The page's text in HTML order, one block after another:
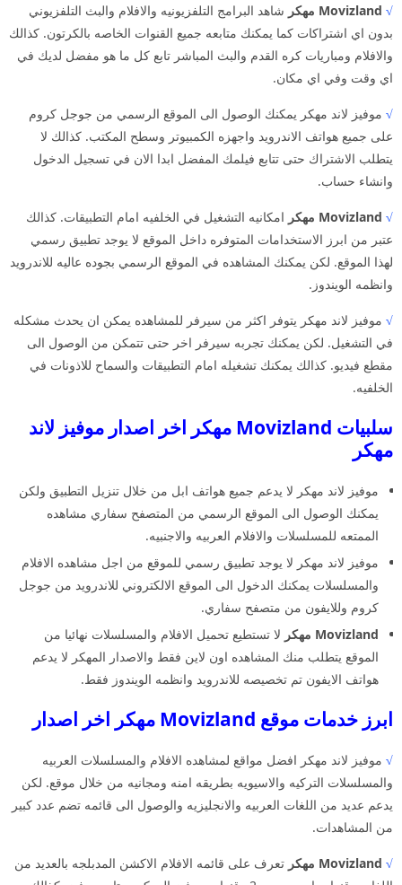
√ Movizland مهكر
شاهد البرامج التلفزيونيه والافلام والبث التلفزيوني
بدون اي اشتراكات كما يمكنك متابعه جميع القنوات الخاصه بالكرتون. كذالك
والافلام ومباريات كره القدم والبث المباشر تابع كل ما هو مفضل لديك في
اي وقت وفي اي مكان.
√ موفيز لاند مهكر يمكنك الوصول الى الموقع الرسمي من جوجل كروم
على جميع هواتف الاندرويد واجهزه الكمبيوتر وسطح المكتب. كذالك لا
يتطلب الاشتراك حتى تتابع فيلمك المفضل ابدا الان في تسجيل الدخول
وانشاء حساب.
√ Movizland مهكر
امكانيه التشغيل في الخلفيه امام التطبيقات. كذالك
عتبر من ابرز الاستخدامات المتوفره داخل الموقع لا يوجد تطبيق رسمي
لهذا الموقع. لكن يمكنك المشاهده في الموقع الرسمي بجوده عاليه للاندرويد
وانظمه الويندوز.
√ موفيز لاند مهكر يتوفر اكثر من سيرفر للمشاهده يمكن ان يحدث مشكله
في التشغيل. لكن يمكنك تجربه سيرفر اخر حتى تتمكن من الوصول الى
مقطع فيديو. كذالك يمكنك تشغيله امام التطبيقات والسماح للاذونات في
الخلفيه.
سلبيات Movizland مهكر اخر اصدار موفيز لاند
مهكر
موفيز لاند مهكر لا يدعم جميع هواتف ابل من خلال تنزيل التطبيق ولكن
يمكنك الوصول الى الموقع الرسمي من المتصفح سفاري مشاهده
الممتعه للمسلسلات والافلام العربيه والاجنبيه.
موفيز لاند مهكر لا يوجد تطبيق رسمي للموقع من اجل مشاهده الافلام
والمسلسلات يمكنك الدخول الى الموقع الالكتروني للاندرويد من جوجل
كروم وللايفون من متصفح سفاري.
Movizland مهكر
لا تستطيع تحميل الافلام والمسلسلات نهائيا من
الموقع يتطلب منك المشاهده اون لاين فقط والاصدار المهكر لا يدعم
هواتف الايفون تم تخصيصه للاندرويد وانظمه الويندوز فقط.
ابرز خدمات موقع Movizland مهكر اخر اصدار
√ موفيز لاند مهكر افضل مواقع لمشاهده الافلام والمسلسلات العربيه
والمسلسلات التركيه والاسيويه بطريقه امنه ومجانيه من خلال موقع. لكن
يدعم عديد من اللغات العربيه والانجليزيه والوصول الى قائمه تضم عدد كبير
من المشاهدات.
√ Movizland مهكر
تعرف على قائمه الافلام الاكشن المدبلجه بالعديد من